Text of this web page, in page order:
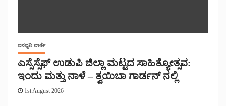
ಜನಧ್ವನಿ ವಾರ್ತೆ
ಎಸ್ಸೆಸ್ಸೆಫ್ ಉಡುಪಿ ಜಿಲ್ಲಾ ಮಟ್ಟದ ಸಾಹಿತ್ಯೋತ್ಸವ:
ಇಂದು ಮತ್ತು ನಾಳೆ – ತ್ವಯಿಬಾ ಗಾರ್ಡನ್ ನಲ್ಲಿ
1st August 2026